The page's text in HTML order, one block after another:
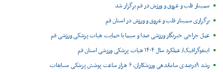
سمینار قلب و عروق و ورزش در قم برگزار شد
برگزاری سمینار قلب و عروق و ورزش در استان قم
عمل جراحی خبرنگار ورزشی صدا و سیما با حمایت هیات پزشکی ورزشی قم
اینفوگرافیک/ عملکرد سال ۱۴۰۴ هیات پزشکی ورزشی استان قم
رشد ۹درصدی ساماندهی ورزشکاران، ۶ هزار ساعت پوشش پزشکی مسابقات